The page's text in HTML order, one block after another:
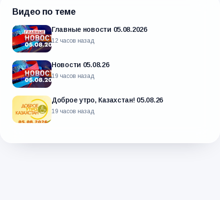
Видео по теме
Главные новости 05.08.2026
12 часов назад
Новости 05.08.26
19 часов назад
Доброе утро, Казахстан! 05.08.26
19 часов назад